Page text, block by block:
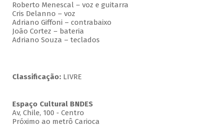
Roberto Menescal – voz e guitarra
Cris Delanno – voz
Adriano Giffoni – contrabaixo
João Cortez – bateria
Adriano Souza – teclados
Classificação: LIVRE
Espaço Cultural BNDES
Av, Chile, 100 - Centro
Próximo ao metrô Carioca